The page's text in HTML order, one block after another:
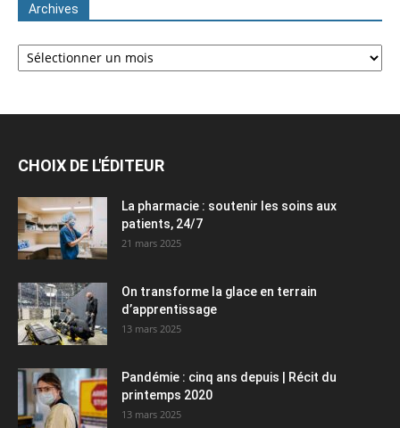
Archives
Archives
CHOIX DE L'ÉDITEUR
La pharmacie : soutenir les soins aux
patients, 24/7
21 mars 2025
On transforme la glace en terrain
d’apprentissage
13 mars 2025
Pandémie : cinq ans depuis | Récit du
printemps 2020
13 mars 2025